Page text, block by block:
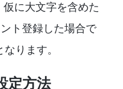
に大文字を含めた
ト登録した場合で
ります。
定方法